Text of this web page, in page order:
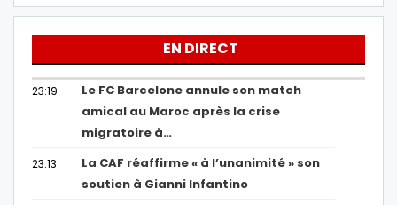
EN DIRECT
23:19
Le FC Barcelone annule son match
amical au Maroc après la crise
migratoire à…
23:13
La CAF réaffirme « à l’unanimité » son
soutien à Gianni Infantino